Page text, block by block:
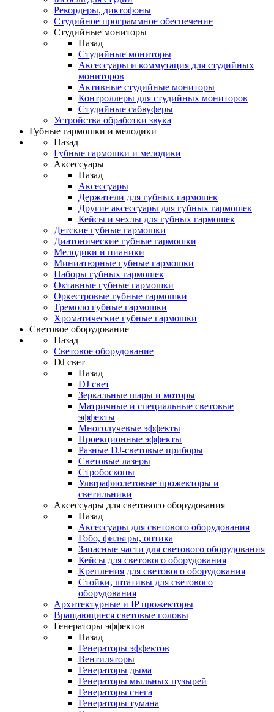
Рекордеры, диктофоны
Студийное программное обеспечение
Студийные мониторы
Назад
Студийные мониторы
Аксессуары и коммутация для студийных
мониторов
Активные студийные мониторы
Контроллеры для студийных мониторов
Студийные сабвуферы
Устройства обработки звука
Губные гармошки и мелодики
Назад
Губные гармошки и мелодики
Аксессуары
Назад
Аксессуары
Держатели для губных гармошек
Другие аксессуары для губных гармошек
Кейсы и чехлы для губных гармошек
Детские губные гармошки
Диатонические губные гармошки
Мелодики и пианики
Миниатюрные губные гармошки
Наборы губных гармошек
Октавные губные гармошки
Оркестровые губные гармошки
Тремоло губные гармошки
Хроматические губные гармошки
Световое оборудование
Назад
Световое оборудование
DJ свет
Назад
DJ свет
Зеркальные шары и моторы
Матричные и специальные световые
эффекты
Многолучевые эффекты
Проекционные эффекты
Разные DJ-световые приборы
Световые лазеры
Стробоскопы
Ультрафиолетовые прожекторы и
светильники
Аксессуары для светового оборудования
Назад
Аксессуары для светового оборудования
Гобо, фильтры, оптика
Запасные части для светового оборудования
Кейсы для светового оборудования
Крепления для светового оборудования
Стойки, штативы для светового
оборудования
Архитектурные и IP прожекторы
Вращающиеся световые головы
Генераторы эффектов
Назад
Генераторы эффектов
Вентиляторы
Генераторы дыма
Генераторы мыльных пузырей
Генераторы снега
Генераторы тумана